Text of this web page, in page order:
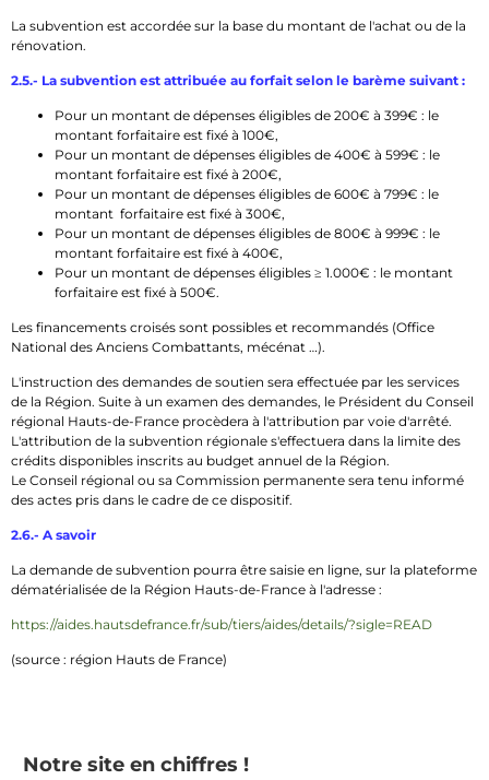
La subvention est accordée sur la base du montant de l'achat ou de la
rénovation.
2.5.- La subvention est attribuée au forfait selon le barème suivant :
Pour un montant de dépenses éligibles de 200€ à 399€ : le
montant forfaitaire est fixé à 100€,
Pour un montant de dépenses éligibles de 400€ à 599€ : le
montant forfaitaire est fixé à 200€,
Pour un montant de dépenses éligibles de 600€ à 799€ : le
montant forfaitaire est fixé à 300€,
Pour un montant de dépenses éligibles de 800€ à 999€ : le
montant forfaitaire est fixé à 400€,
Pour un montant de dépenses éligibles ≥ 1.000€ : le montant
forfaitaire est fixé à 500€.
Les financements croisés sont possibles et recommandés (Office
National des Anciens Combattants, mécénat …).
L'instruction des demandes de soutien sera effectuée par les services
de la Région. Suite à un examen des demandes, le Président du Conseil
régional Hauts-de-France procèdera à l'attribution par voie d'arrêté.
L'attribution de la subvention régionale s'effectuera dans la limite des
crédits disponibles inscrits au budget annuel de la Région.
Le Conseil régional ou sa Commission permanente sera tenu informé
des actes pris dans le cadre de ce dispositif.
2.6.- A savoir
La demande de subvention pourra être saisie en ligne, sur la plateforme
dématérialisée de la Région Hauts-de-France à l'adresse :
https://aides.hautsdefrance.fr/sub/tiers/aides/details/?sigle=READ
(source : région Hauts de France)
Notre site en chiffres !